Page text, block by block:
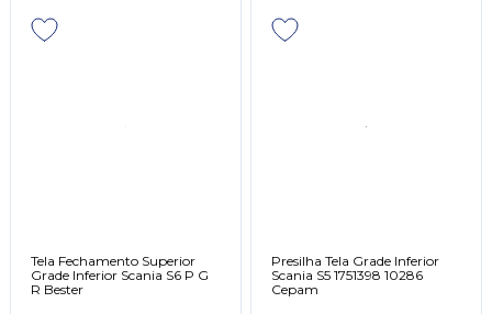
Tela Fechamento Superior
Grade Inferior Scania S6 P G
R Bester
Presilha Tela Grade Inferior
Scania S5 1751398 10286
Cepam